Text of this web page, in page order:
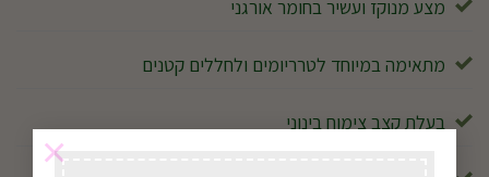
×
מצע מנוקז ועשיר בחומר אורגני
מתאימה במיוחד לטרריומים ולחללים קטנים
בעלת קצב צימוח בינוני